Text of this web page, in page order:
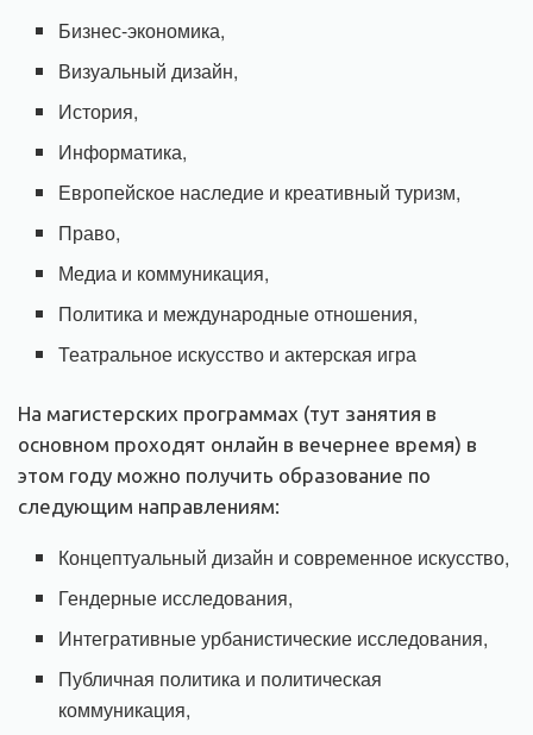
Бизнес-экономика,
Визуальный дизайн,
История,
Информатика,
Европейское наследие и креативный туризм,
Право,
Медиа и коммуникация,
Политика и международные отношения,
Театральное искусство и актерская игра
На магистерских программах (тут занятия в
основном проходят онлайн в вечернее время) в
этом году можно получить образование по
следующим направлениям:
Концептуальный дизайн и современное искусство,
Гендерные исследования,
Интегративные урбанистические исследования,
Публичная политика и политическая
коммуникация,